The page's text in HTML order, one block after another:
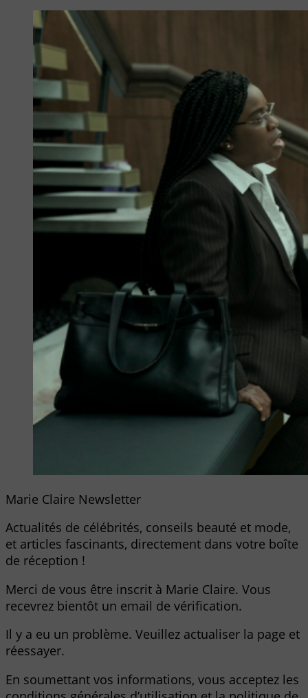
Marie Claire Newsletter
Actualités de célébrités, conseils beauté et mode,
et articles fascinants, directement dans votre boîte
de réception !
Merci de vous être inscrit à Marie Claire. Vous
recevrez bientôt un email de vérification.
Il y a eu un problème. Veuillez actualiser la page et
réessayer.
En soumettant vos informations, vous acceptez les